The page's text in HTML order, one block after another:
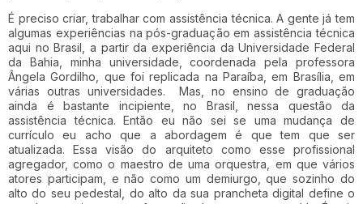
É preciso criar, trabalhar com assistência técnica. A gente já tem
algumas experiências na pós-graduação em assistência técnica
aqui no Brasil, a partir da experiência da Universidade Federal
da Bahia, minha universidade, coordenada pela professora
Ângela Gordilho, que foi replicada na Paraíba, em Brasília, em
várias outras universidades. Mas, no ensino de graduação
ainda é bastante incipiente, no Brasil, nessa questão da
assistência técnica. Então eu não sei se uma mudança de
currículo eu acho que a abordagem é que tem que ser
atualizada. Essa visão do arquiteto como esse profissional
agregador, como o maestro de uma orquestra, em que vários
atores participam, e não como um demiurgo, que sozinho do
alto do seu pedestal, do alto da sua prancheta digital define o